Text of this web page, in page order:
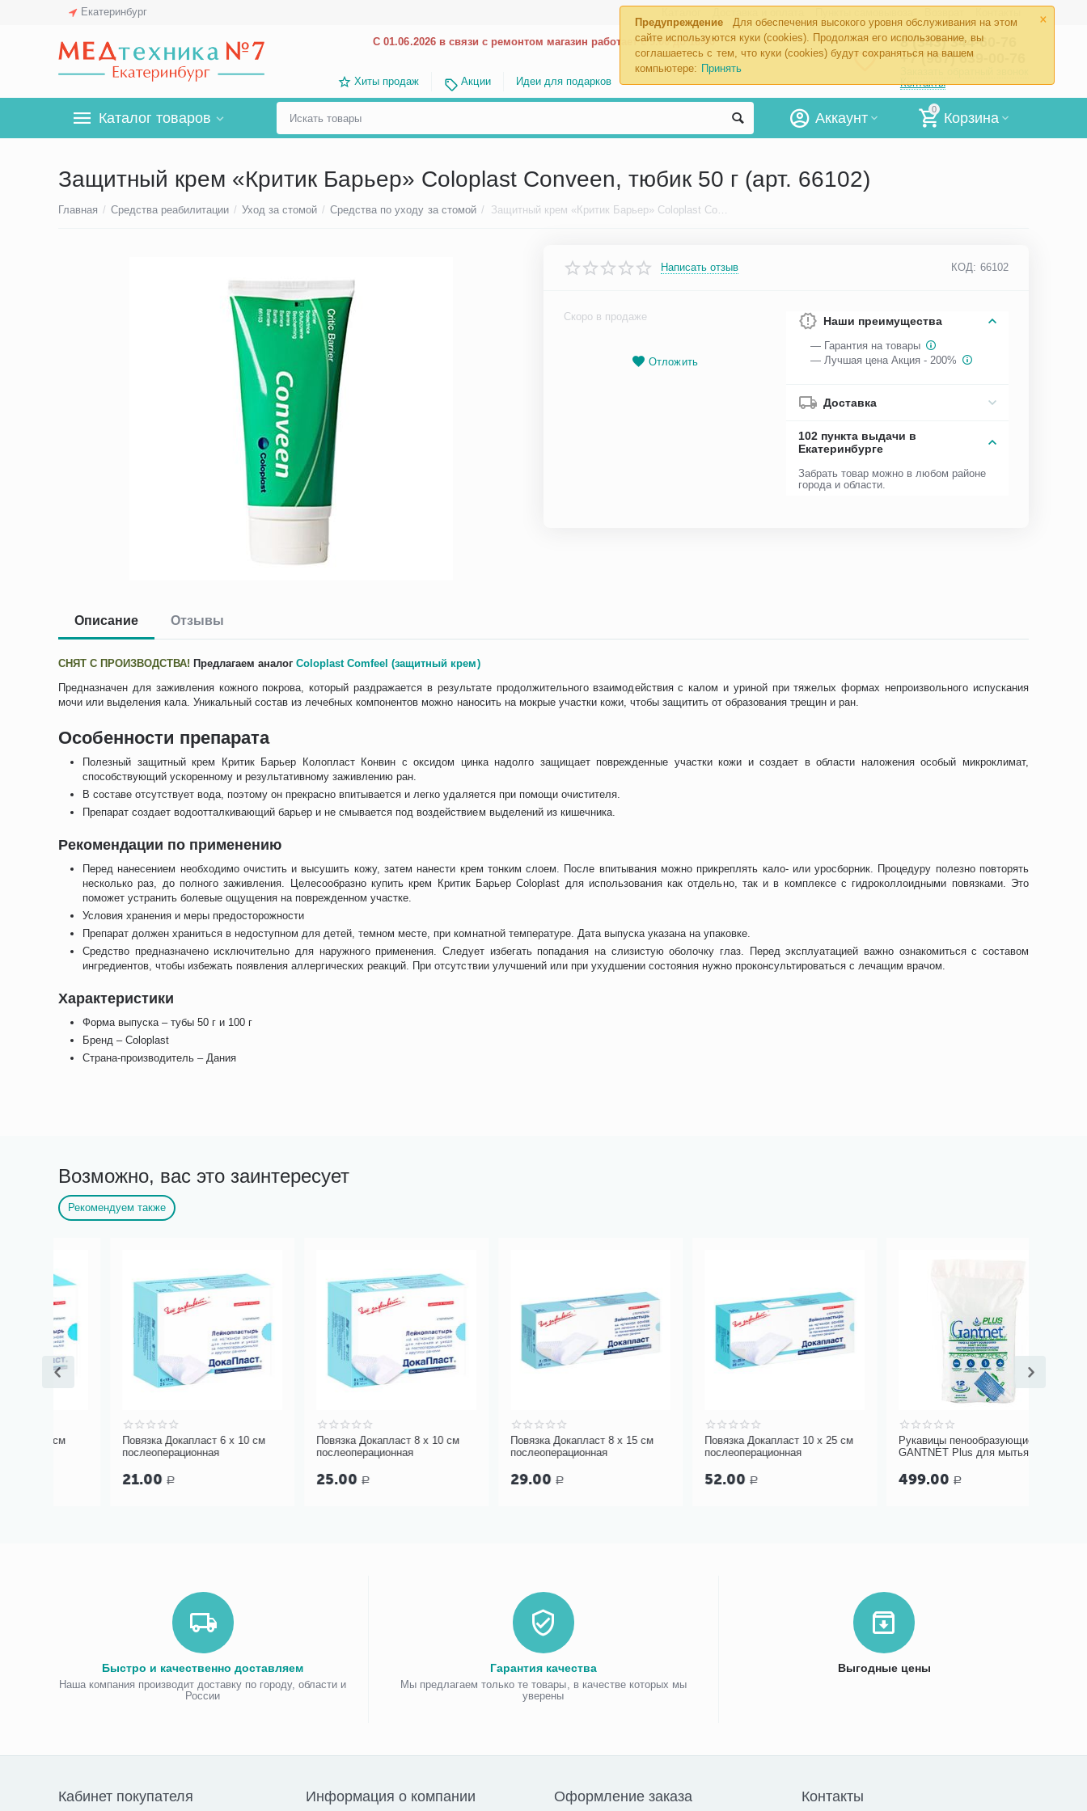
×
Предупреждение
Для обеспечения высокого уровня обслуживания на этом
сайте используются куки (cookies). Продолжая его использование, вы
соглашаетесь с тем, что куки (cookies) будут сохраняться на вашем
компьютере: Принять
Екатеринбург
С 01.06.2026 в связи с ремонтом магазин работает с 9.00 до 18.00
Хиты продаж Акции Идеи для подарков
8 (343) 344-60-76
+7 (967) 639-00-76
Контакты
Каталог товаров
0
Корзина
Аккаунт
Защитный крем «Критик Барьер» Coloplast Conveen, тюбик 50 г (арт. 66102)
Главная / Средства реабилитации / Уход за стомой / Средства по уходу за стомой / Защитный крем «Критик Барьер» Coloplast Conveen, тюбик 50 г (арт. 66102)
Написать отзыв КОД: 66102
Скоро в продаже
Отложить
Наши преимущества
— Гарантия на товары
— Лучшая цена Акция - 200%
Доставка
102 пункта выдачи в
Екатеринбурге
Забрать товар можно в любом районе
города и области.
Описание Отзывы
СНЯТ С ПРОИЗВОДСТВА! Предлагаем аналогColoplast Comfeel (защитный крем)
Предназначен для заживления кожного покрова, который раздражается в результате продолжительного взаимодействия с калом и уриной при тяжелых формах непроизвольного испускания
мочи или выделения кала. Уникальный состав из лечебных компонентов можно наносить на мокрые участки кожи, чтобы защитить от образования трещин и ран.
Особенности препарата
Полезный защитный крем Критик Барьер Колопласт Конвин с оксидом цинка надолго защищает поврежденные участки кожи и создает в области наложения особый микроклимат,
способствующий ускоренному и результативному заживлению ран.
В составе отсутствует вода, поэтому он прекрасно впитывается и легко удаляется при помощи очистителя.
Препарат создает водоотталкивающий барьер и не смывается под воздействием выделений из кишечника.
Рекомендации по применению
Перед нанесением необходимо очистить и высушить кожу, затем нанести крем тонким слоем. После впитывания можно прикреплять кало- или уросборник. Процедуру полезно повторять
несколько раз, до полного заживления. Целесообразно купить крем Критик Барьер Coloplast для использования как отдельно, так и в комплексе с гидроколлоидными повязками. Это
поможет устранить болевые ощущения на поврежденном участке.
Условия хранения и меры предосторожности
Препарат должен храниться в недоступном для детей, темном месте, при комнатной температуре. Дата выпуска указана на упаковке.
Средство предназначено исключительно для наружного применения. Следует избегать попадания на слизистую оболочку глаз. Перед эксплуатацией важно ознакомиться с составом
ингредиентов, чтобы избежать появления аллергических реакций. При отсутствии улучшений или при ухудшении состояния нужно проконсультироваться с лечащим врачом.
Характеристики
Форма выпуска – тубы 50 г и 100 г
Бренд – Coloplast
Страна-производитель – Дания
Возможно, вас это заинтересует
Рекомендуем также
Повязка Докапласт 6 х 10 см
послеоперационная
Р
Повязка Докапласт 8 х 10 см
послеоперационная
Р
Повязка Докапласт 8 х 15 см
послеоперационная
Р
Повязка Докапласт 10 х 25 см
послеоперационная
Р
Рукавицы пенообразующие
GANTNET Plus для мытья тела,
Р
Быстро и качественно доставляем
Наша компания производит доставку по городу, области и
России
Гарантия качества
Мы предлагаем только те товары, в качестве которых мы
уверены
Выгодные цены
Кабинет покупателя Информация о компании Оформление заказа Контакты